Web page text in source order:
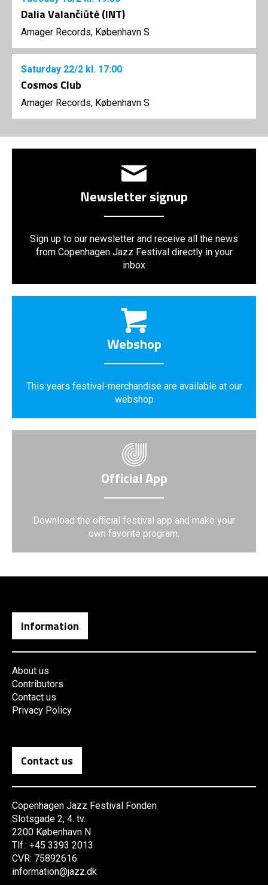
Dalia Valančiūtė (INT)
Amager Records, København S
Saturday 22/2 kl. 17:00
Cosmos Club
Amager Records, København S
Newsletter signup
Sign up to our newsletter and receive all the news
from Copenhagen Jazz Festival directly in your
inbox
Webshop
This years festival-merchandise are available at our
webshop
Official App
Download the official festival app and make your
own favorite program.
Information
About us
Contributors
Contact us
Privacy Policy
Contact us
Copenhagen Jazz Festival Fonden
Slotsgade 2, 4. tv.
2200 København N
Tlf.: +45 3393 2013
CVR: 75892616
information@jazz.dk